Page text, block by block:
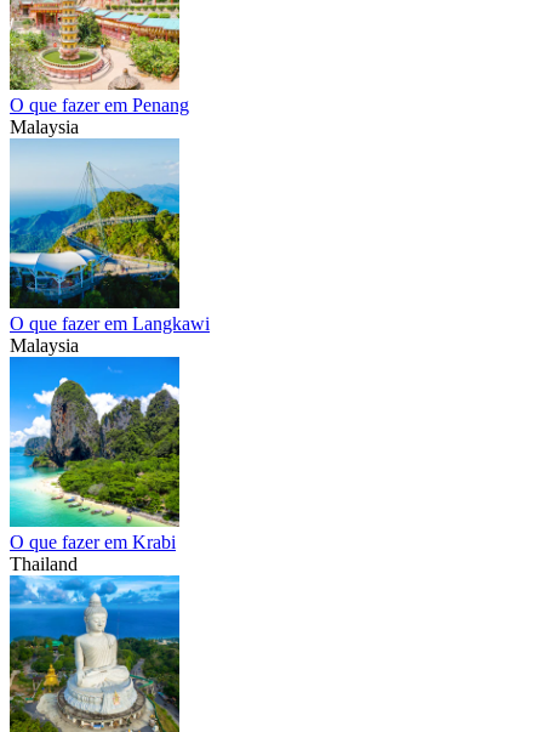
O que fazer em Penang
Malaysia
O que fazer em Langkawi
Malaysia
O que fazer em Krabi
Thailand